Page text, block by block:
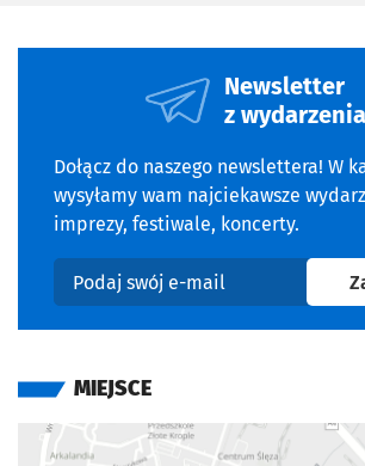
Newsletter
z
Dołącz do naszego newslettera! W
wysyłamy wam najciekawsze
imprezy, festiwale, koncerty.
Podaj swój e-mail
MIEJSCE